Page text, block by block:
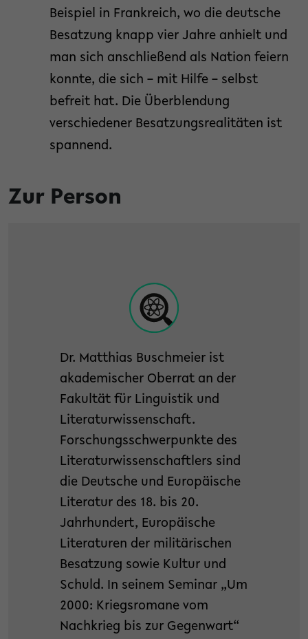
Beispiel in Frankreich, wo die deutsche
Besatzung knapp vier Jahre anhielt und
man sich anschließend als Nation feiern
konnte, die sich – mit Hilfe – selbst
befreit hat. Die Überblendung
verschiedener Besatzungsrealitäten ist
spannend.
Zur Person
Dr. Matthias Buschmeier ist
akademischer Oberrat an der
Fakultät für Linguistik und
Literaturwissenschaft.
Forschungsschwerpunkte des
Literaturwissenschaftlers sind
die Deutsche und Europäische
Literatur des 18. bis 20.
Jahrhundert, Europäische
Literaturen der militärischen
Besatzung sowie Kultur und
Schuld. In seinem Seminar „Um
2000: Kriegsromane vom
Nachkrieg bis zur Gegenwart“